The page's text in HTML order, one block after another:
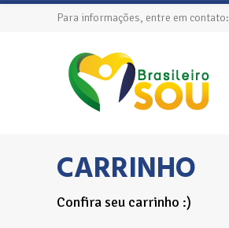
Para informações, entre em contato:
CARRINHO
Confira seu carrinho :)